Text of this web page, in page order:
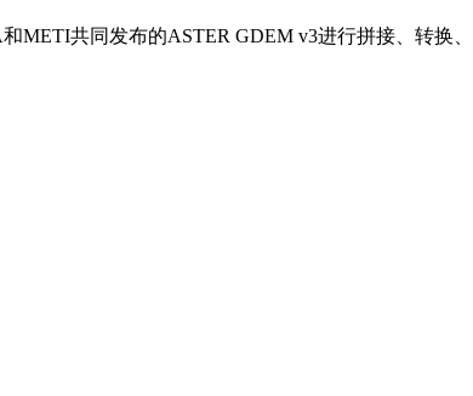
METI共同发布的ASTER GDEM v3进行拼接、转换、